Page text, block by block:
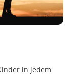
in jedem